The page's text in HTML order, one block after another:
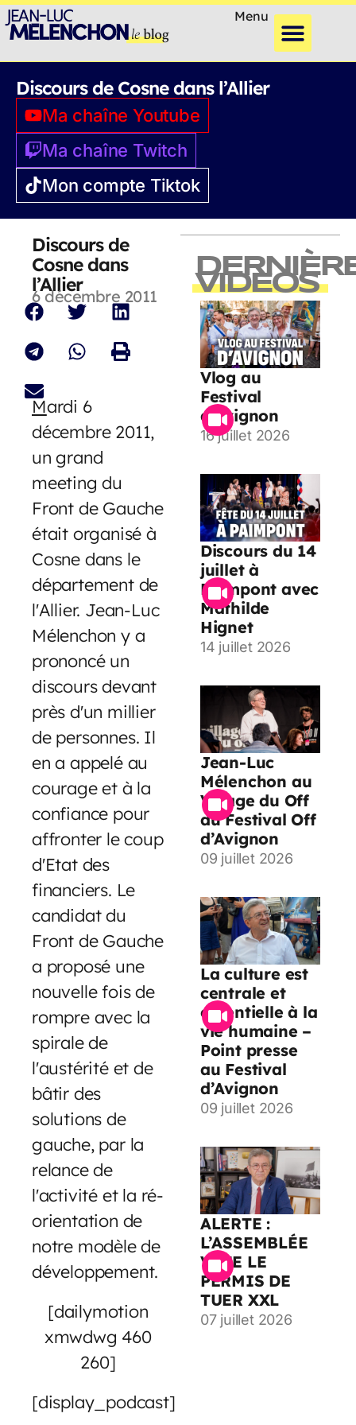
Menu
Discours de Cosne dans l’Allier
Ma chaîne Youtube
Ma chaîne Twitch
Mon compte Tiktok
Discours de
Cosne dans
l’Allier
6 décembre 2011
Mardi 6
décembre 2011,
un grand
meeting du
Front de Gauche
était organisé à
Cosne dans le
département de
l'Allier. Jean-Luc
Mélenchon y a
prononcé un
discours devant
près d'un millier
de personnes. Il
en a appelé au
courage et à la
confiance pour
affronter le coup
d'Etat des
financiers. Le
candidat du
Front de Gauche
a proposé une
nouvelle fois de
rompre avec la
spirale de
l'austérité et de
bâtir des
solutions de
gauche, par la
relance de
l'activité et la ré-
orientation de
notre modèle de
développement.
[dailymotion
xmwdwg 460
260]
[display_podcast]
VIDEOS
Vlog au
Festival
d’Avignon
16 juillet 2026
Discours du 14
juillet à
Paimpont avec
Mathilde
Hignet
14 juillet 2026
Jean-Luc
Mélenchon au
Village du Off
du Festival Off
d’Avignon
09 juillet 2026
La culture est
centrale et
essentielle à la
vie humaine –
Point presse
au Festival
d’Avignon
09 juillet 2026
ALERTE :
L’ASSEMBLÉE
VOTE LE
PERMIS DE
TUER XXL
07 juillet 2026